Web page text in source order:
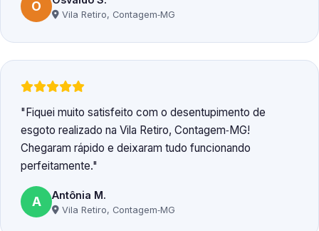
O
Vila Retiro, Contagem‑MG
Fiquei muito satisfeito com o desentupimento de
esgoto realizado na Vila Retiro, Contagem‑MG!
Chegaram rápido e deixaram tudo funcionando
perfeitamente.
A Antônia M.
Vila Retiro, Contagem‑MG